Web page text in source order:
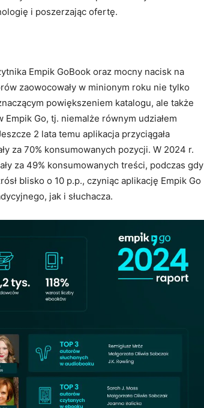
i poszerzając ofertę.
Empik GoBook oraz mocny nacisk na
zaowocowały w minionym roku nie tylko
powiększeniem katalogu, ale także
Go, tj. niemalże równym udziałem
2 lata temu aplikacja przyciągała
za 70% konsumowanych pozycji. W 2024 r.
za 49% konsumowanych treści, podczas gdy
blisko o 10 p.p., czyniąc aplikację Empik Go
jak i słuchacza.